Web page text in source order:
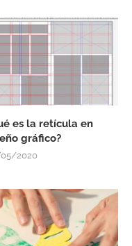
es la retícula en
gráfico?
2020